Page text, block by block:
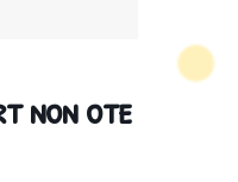
non ote